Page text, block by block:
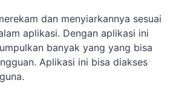
dan menyiarkannya sesuai
aplikasi. Dengan aplikasi ini
banyak yang yang bisa
Aplikasi ini bisa diakses